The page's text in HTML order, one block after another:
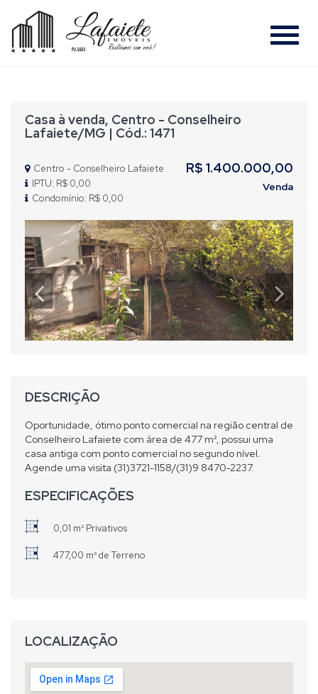
#
Casa à venda, Centro - Conselheiro
Lafaiete/MG | Cód.: 1471
Centro - Conselheiro Lafaiete
IPTU: R$ 0,00
Condomínio: R$ 0,00
R$ 1.400.000,00
Venda
Previous
DESCRIÇÃO
Oportunidade, ótimo ponto comercial na região central de
Conselheiro Lafaiete com área de 477 m², possui uma
casa antiga com ponto comercial no segundo nível.
Agende uma visita (31)3721-1158/(31)9 8470-2237.
ESPECIFICAÇÕES
0,01 m² Privativos
477,00 m² de Terreno
LOCALIZAÇÃO